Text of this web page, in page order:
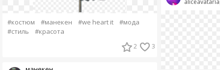
#костюм #манекен #we heart it
#мода
#стиль
#красота
2 3